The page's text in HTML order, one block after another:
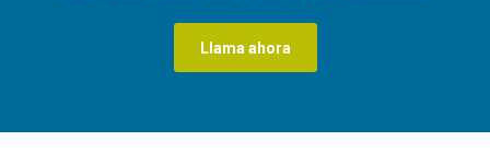
Llama ahora